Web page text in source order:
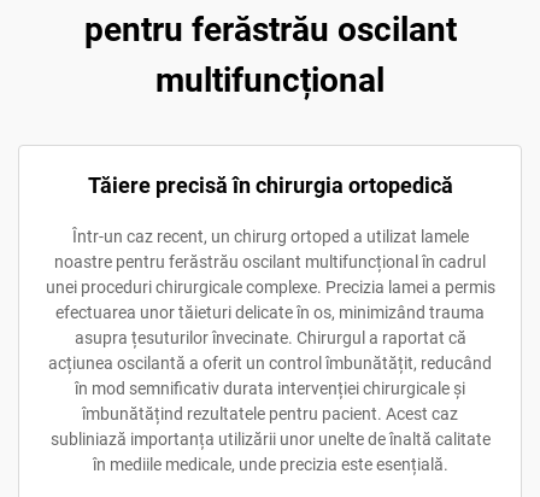
pentru ferăstrău oscilant
multifuncțional
Tăiere precisă în chirurgia ortopedică
Într-un caz recent, un chirurg ortoped a utilizat lamele
noastre pentru ferăstrău oscilant multifuncțional în cadrul
unei proceduri chirurgicale complexe. Precizia lamei a permis
efectuarea unor tăieturi delicate în os, minimizând trauma
asupra țesuturilor învecinate. Chirurgul a raportat că
acțiunea oscilantă a oferit un control îmbunătățit, reducând
în mod semnificativ durata intervenției chirurgicale și
îmbunătățind rezultatele pentru pacient. Acest caz
subliniază importanța utilizării unor unelte de înaltă calitate
în mediile medicale, unde precizia este esențială.